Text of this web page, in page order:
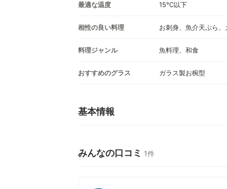
最適な温度 15℃以下
相性の良い料理 お刺身、魚介天ぷら
料理ジャンル 魚料理、和食
おすすめのグラス ガラス製お椀型
基本情報
みんなの口コミ 1件